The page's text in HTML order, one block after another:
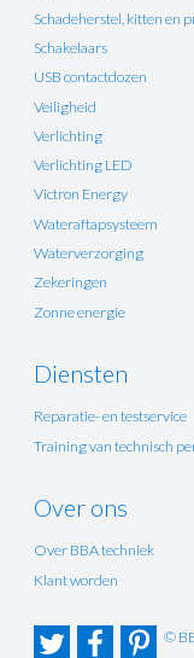
Schadeherstel, kitten en
Schakelaars
USB contactdozen
Veiligheid
Verlichting
Verlichting LED
Victron Energy
Wateraftapsysteem
Waterverzorging
Zekeringen
Zonne energie
Diensten
Reparatie- en testservice
Training van technisch
Over ons
Over BBA techniek
Klant worden
©